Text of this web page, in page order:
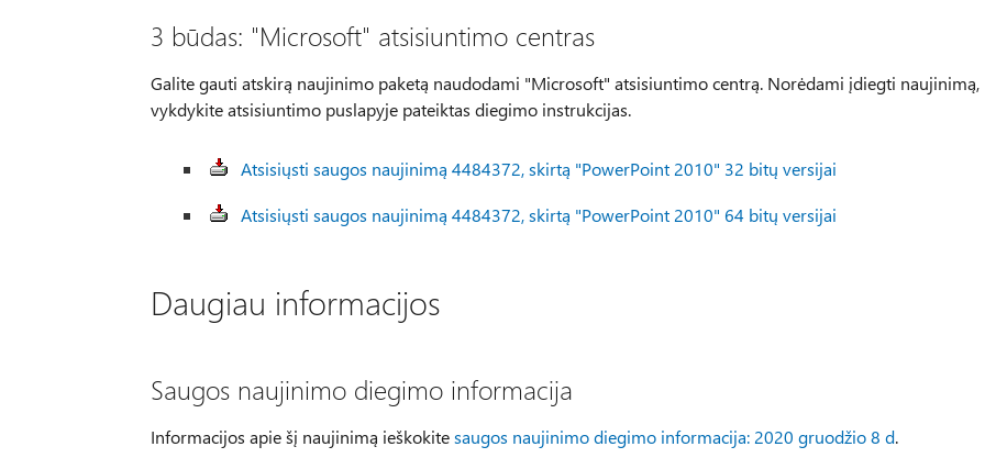
3 būdas: "Microsoft" atsisiuntimo centras
Galite gauti atskirą naujinimo paketą naudodami "Microsoft" atsisiuntimo centrą. Norėdami įdiegti naujinimą,
vykdykite atsisiuntimo puslapyje pateiktas diegimo instrukcijas.
Atsisiųsti saugos naujinimą 4484372, skirtą "PowerPoint 2010" 32 bitų versijai
Atsisiųsti saugos naujinimą 4484372, skirtą "PowerPoint 2010" 64 bitų versijai
Daugiau informacijos
Saugos naujinimo diegimo informacija
Informacijos apie šį naujinimą ieškokitesaugos naujinimo diegimo informacija: 2020 gruodžio 8 d.